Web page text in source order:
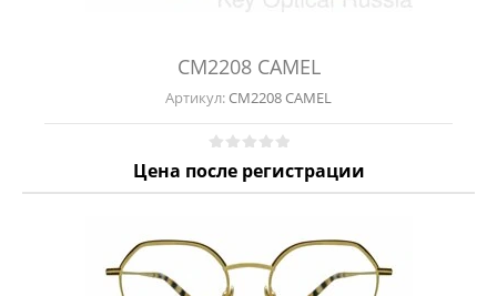
CM2208 CAMEL
Артикул:CM2208 CAMEL
Цена после регистрации